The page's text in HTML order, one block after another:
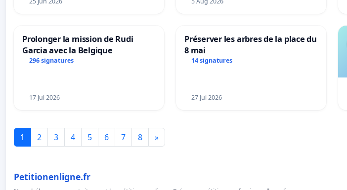
Prolonger la mission de Rudi
Garcia avec la Belgique
296 signatures
17 Jul 2026
Préserver les arbres de la place du
8 mai
14 signatures
27 Jul 2026
1 2 3 4 5 6 7 8 »
Petitionenligne.fr